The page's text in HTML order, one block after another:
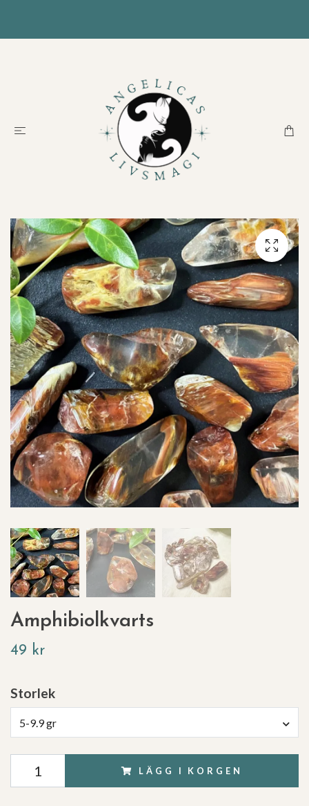
Amphibiolkvarts
49 kr
Storlek
5-9.9 gr
LÄGG I KORGEN